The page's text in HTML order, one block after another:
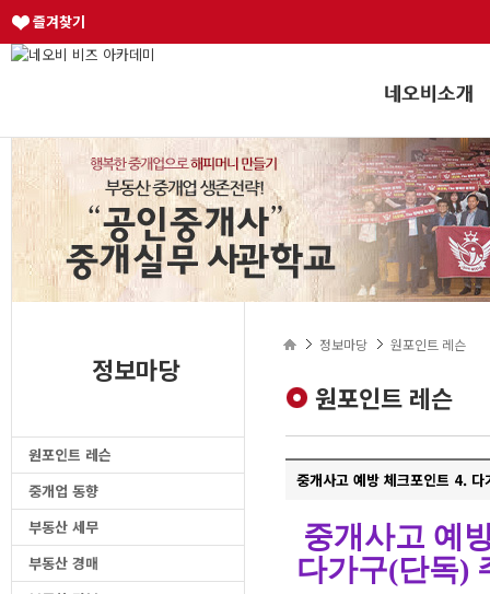
즐겨찾기
정보마당
원포인트 레슨
중개업 동향
부동산 세무
부동산 경매
정보마당 원포인트 레슨
원포인트 레슨
중개사고 예방 체크포인트 4.
중개사고 예
다가구(단독)